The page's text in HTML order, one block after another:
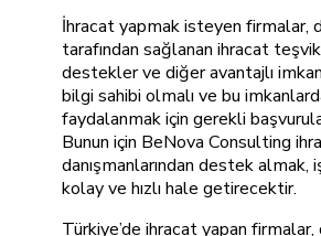
İhracat yapmak isteyen firmalar,
tarafından sağlanan ihracat
destekler ve diğer avantajlı
bilgi sahibi olmalı ve bu
faydalanmak için gerekli
Bunun için BeNova Consulting
danışmanlarından destek almak,
kolay ve hızlı hale getirecektir.
Türkiye’de ihracat yapan